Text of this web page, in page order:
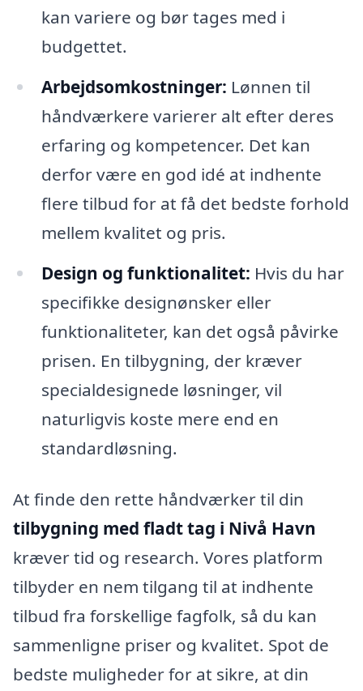
kan variere og bør tages med i
budgettet.
Arbejdsomkostninger: Lønnen til
håndværkere varierer alt efter deres
erfaring og kompetencer. Det kan
derfor være en god idé at indhente
flere tilbud for at få det bedste forhold
mellem kvalitet og pris.
Design og funktionalitet: Hvis du har
specifikke designønsker eller
funktionaliteter, kan det også påvirke
prisen. En tilbygning, der kræver
specialdesignede løsninger, vil
naturligvis koste mere end en
standardløsning.
At finde den rette håndværker til din
tilbygning med fladt tag i Nivå Havn
kræver tid og research. Vores platform
tilbyder en nem tilgang til at indhente
tilbud fra forskellige fagfolk, så du kan
sammenligne priser og kvalitet. Spot de
bedste muligheder for at sikre, at din